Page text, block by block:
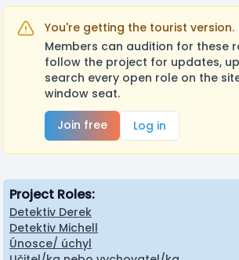
You're getting the tourist version.
Members can audition for these
follow the project for updates,
search every open role on the
window seat.
Join free
Log in
Project Roles:
Detektiv Derek
Detektiv Michell
Únosce/ úchyl